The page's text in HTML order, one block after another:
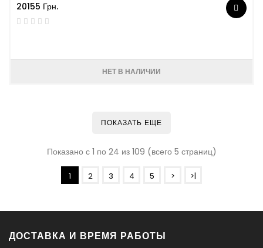
20155 Грн.
НЕТ В НАЛИЧИИ
ПОКАЗАТЬ ЕЩЕ
Показано с 1 по 24 из 109 (всего 5 страниц)
1 2 3 4 5 > >|
ДОСТАВКА И ВРЕМЯ РАБОТЫ